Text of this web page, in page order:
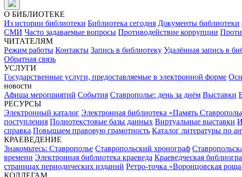
О БИБЛИОТЕКЕ
Из истории библиотеки Библиотека сегодня Документы библиотеки
СМИ Часто задаваемые вопросы Противодействие коррупции
ЧИТАТЕЛЯМ
Режим работы Контакты Запись в библиотеку Удалённая запись в
Обратная связь
УСЛУГИ
Государственные услуги, предоставляемые в электронной форме
новости
Афиша мероприятий События Ставрополье: день за днём Выставки
РЕСУРСЫ
Электронный каталог Электронная библиотека «Память
поступления Полнотекстовые базы данных Виртуальные выставки
справка Повышаем правовую грамотность Каталог литературы по
КРАЕВЕДЕНИЕ
Знакомьтесь: Ставрополье Ставропольский хронограф
времени Электронная библиотека краеведа Краеведческая
страницах периодических изданий Ретро-точка «Воронцовская
КОЛЛЕГАМ